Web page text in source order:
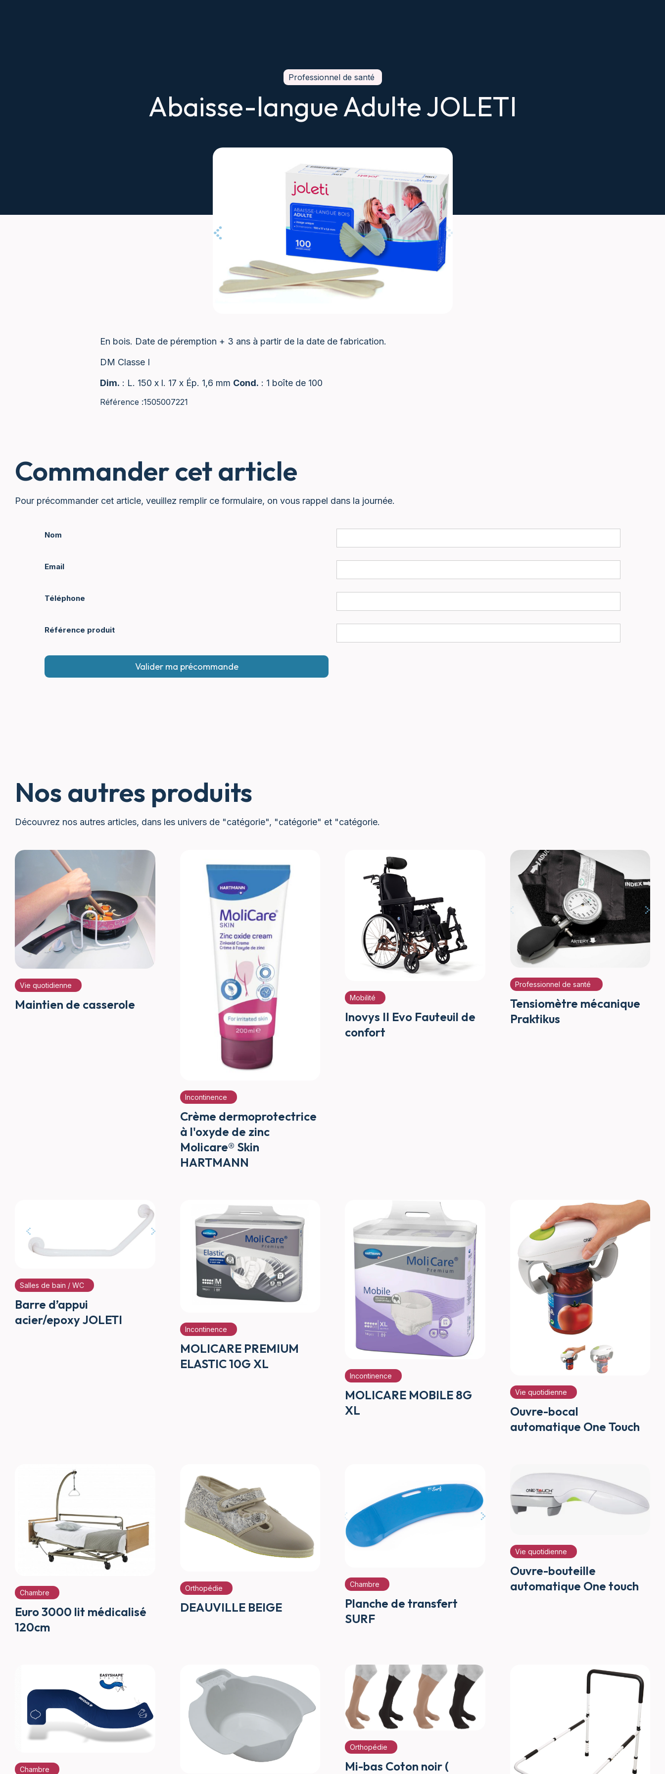
Professionnel de santé
Abaisse-langue Adulte JOLETI
En bois. Date de péremption + 3 ans à partir de la date de fabrication.
DM Classe I
Dim. : L. 150 x l. 17 x Ép. 1,6 mm Cond. : 1 boîte de 100
Référence :1505007221
Commander cet article
Pour précommander cet article, veuillez remplir ce formulaire, on vous rappel dans la journée.
Nom
Email
Téléphone
Référence produit
Nos autres produits
Découvrez nos autres articles, dans les univers de "catégorie", "catégorie" et "catégorie.
Vie quotidienne
Maintien de casserole
Incontinence
Crème dermoprotectrice
à l'oxyde de zinc
Molicare® Skin
HARTMANN
Mobilité
Inovys II Evo Fauteuil de
confort
Professionnel de santé
Tensiomètre mécanique
Praktikus
Salles de bain / WC
Barre d’appui
acier/epoxy JOLETI
Incontinence
MOLICARE PREMIUM
ELASTIC 10G XL
Incontinence
MOLICARE MOBILE 8G
XL
Vie quotidienne
Ouvre-bocal
automatique One Touch
Chambre
Euro 3000 lit médicalisé
120cm
Orthopédie
DEAUVILLE BEIGE
Chambre
Planche de transfert
SURF
Vie quotidienne
Ouvre-bouteille
automatique One touch
Chambre
Orthopédie
Mi-bas Coton noir (